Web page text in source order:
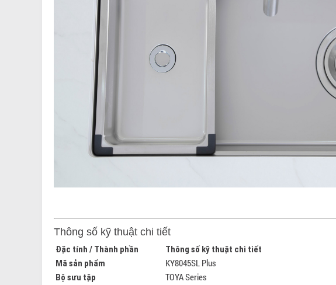
Thông số kỹ thuật chi tiết
Đặc tính / Thành phần
Thông số kỹ thuật chi tiết
Mã sản phẩm
KY8045SL Plus
Bộ sưu tập TOYA Series